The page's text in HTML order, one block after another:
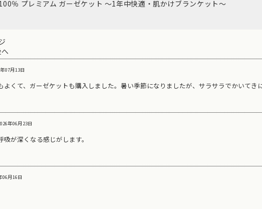
％ プレミアム ガーゼケット ～1年中快適・肌かけブランケット～
07月13日
くて、ガーゼケットも購入しました。暑い季節になりましたが、サラサラでかいてき
年06月23日
が深くなる感じがします。
06月16日